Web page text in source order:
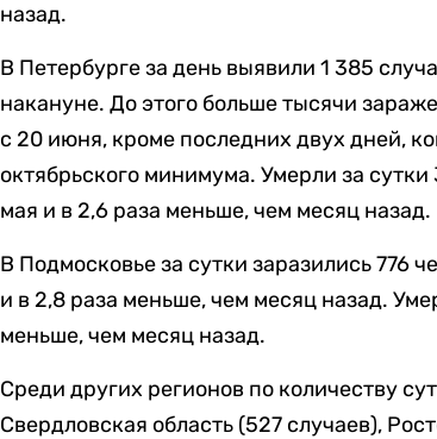
назад.
В Петербурге за день выявили 1 385
накануне. До этого больше тысячи
с 20 июня, кроме последних двух дней,
октябрьского минимума. Умерли за
мая и в 2,6 раза меньше, чем месяц назад.
В Подмосковье за сутки заразились 776
и в 2,8 раза меньше, чем месяц назад.
меньше, чем месяц назад.
Среди других регионов по количеству
Свердловская область (527 случаев),